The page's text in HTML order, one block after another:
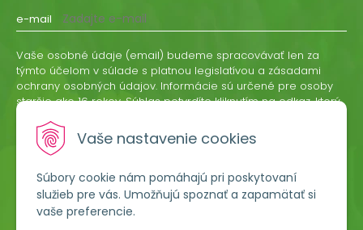
Vaše nastavenie cookies
Súbory cookie nám pomáhajú pri poskytovaní
služieb pre vás. Umožňujú spoznať a zapamätať si
vaše preferencie.
e-mail
ODOBERAŤ
Vaše osobné údaje (email) budeme spracovávať len za
týmto účelom v súlade s platnou legislatívou a zásadami
ochrany osobných údajov. Informácie sú určené pre osoby
staršie ako 16 rokov. Súhlas potvrdíte kliknutím na odkaz, ktorý
odvolať písomne, emailom alebo kliknutím na odkaz z
ktoréhokoľvek informačného emailu.